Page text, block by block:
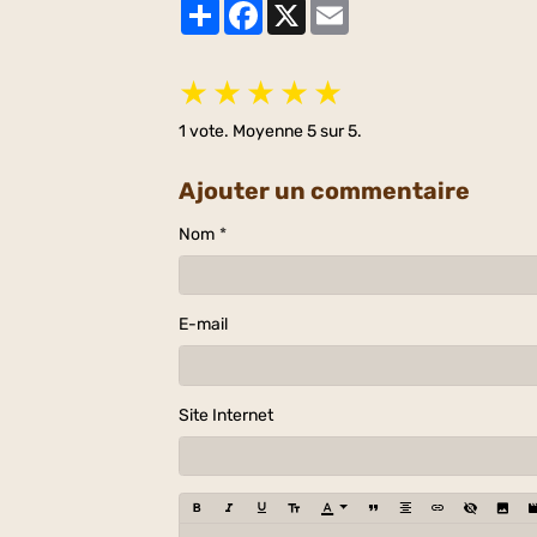
PartagerFacebook
X
★ ★ ★ ★ ★
1 vote. Moyenne5sur 5.
Ajouter un commentaire
Nom
E-mail
Site Internet